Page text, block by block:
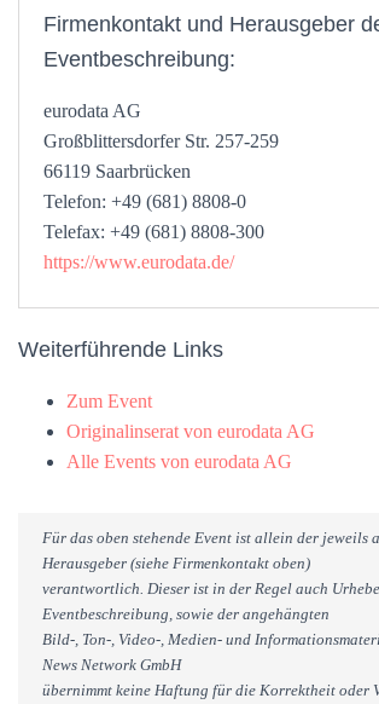
Firmenkontakt und Herausgeber
Eventbeschreibung:
eurodata AG
Großblittersdorfer Str. 257-259
66119 Saarbrücken
Telefon: +49 (681) 8808-0
Telefax: +49 (681) 8808-300
https://www.eurodata.de/
Weiterführende Links
Zum Event
Originalinserat von eurodata AG
Alle Events von eurodata AG
Für das oben stehende Event ist allein der jeweils
Herausgeber (siehe Firmenkontakt oben)
verantwortlich. Dieser ist in der Regel auch
Eventbeschreibung, sowie der angehängten
Bild-, Ton-, Video-, Medien- und
News Network GmbH
übernimmt keine Haftung für die Korrektheit oder